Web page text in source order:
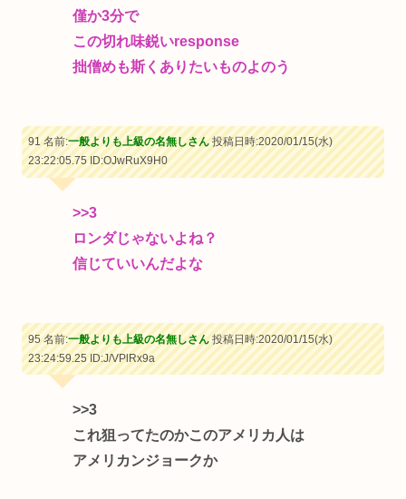
僅か3分で
この切れ味鋭いresponse
拙僧めも斯くありたいものよのう
91 名前:一般よりも上級の名無しさん投稿日時:2020/01/15(水)
23:22:05.75ID:OJwRuX9H0
>>3
ロンダじゃないよね？
信じていいんだよな
95 名前:一般よりも上級の名無しさん投稿日時:2020/01/15(水)
23:24:59.25ID:J/VPlRx9a
>>3
これ狙ってたのかこのアメリカ人は
アメリカンジョークか